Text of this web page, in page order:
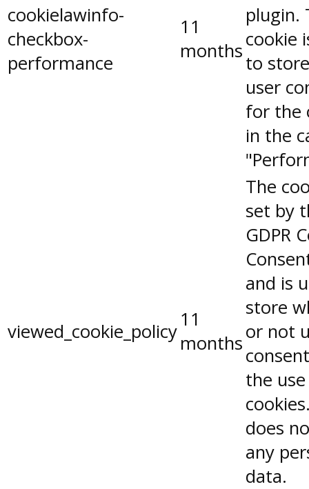
cookielawinfo-
checkbox-
performance
11
months
plugin.
cookie
to
user
for the
in the
viewed_cookie_policy
11
months
The
set by
GDPR
and is
store
or not
the
does
any
data.